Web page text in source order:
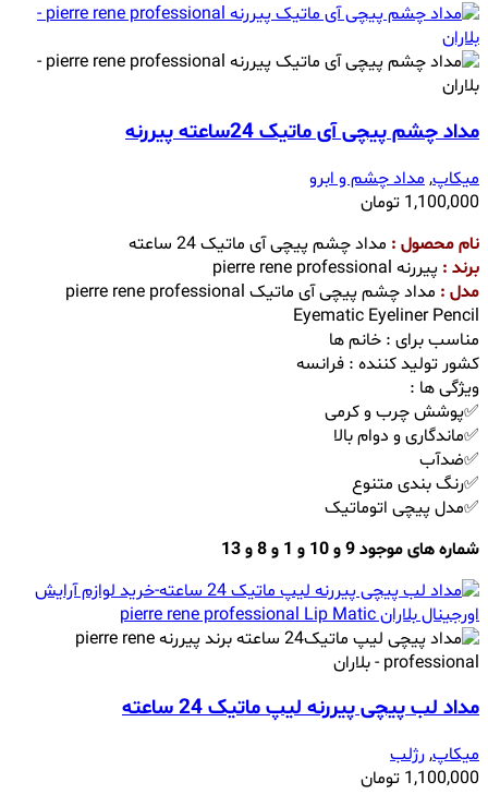
مداد چشم پیچی آی ماتیک 24ساعته پیررنه
میکاپ,مداد چشم و ابرو
1,100,000 تومان
نام محصول : مداد چشم پیچی آی ماتیک 24 ساعته
برند : پیررنه pierre rene professional
مدل :
مداد چشم پیچی آی ماتیک pierre rene professional
Eyematic Eyeliner Pencil
مناسب برای : خانم ها
کشور تولید کننده : فرانسه
ویژگی ها :
✅پوشش چرب و کرمی
✅ماندگاری و دوام بالا
✅ضدآب
✅رنگ بندی متنوع
✅مدل پیچی اتوماتیک
شماره های موجود 9 و 10 و 1 و 8 و 13
مداد لب پیچی پیررنه لیپ ماتیک 24 ساعته
میکاپ,رژلب
1,100,000 تومان